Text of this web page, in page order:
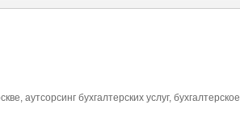
аутсорсинг бухгалтерских услуг, бухгалтерское